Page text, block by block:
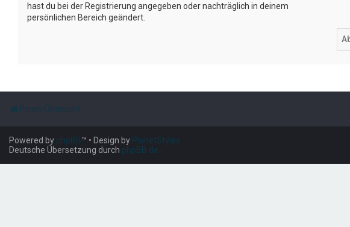
hast du bei der Registrierung angegeben oder nachträglich in deinem
persönlichen Bereich geändert.
Foren-Übersicht
Powered by phpBB™ • Design by PlanetStyles
Deutsche Übersetzung durch phpBB.de